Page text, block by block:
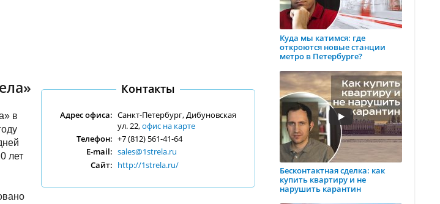
Контакты
Адрес офиса: Санкт-Петербург, Дибуновская
ул. 22,офис на карте
Телефон: +7 (812) 561-41-64
E-mail: sales@1strela.ru
Сайт: http://1strela.ru/
в
лет
Куда мы катимся: где
откроются новые станции
метро в Петербурге?
Бесконтактная сделка: как
купить квартиру и не
нарушить карантин